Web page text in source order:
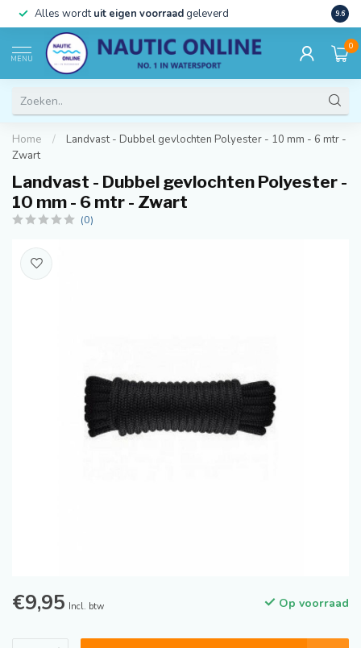
Alles wordtuit eigen voorraad geleverd 9.6
MENU
0
Home /
Landvast - Dubbel gevlochten Polyester - 10 mm - 6 mtr -
Zwart
Landvast - Dubbel gevlochten Polyester -
10 mm - 6 mtr - Zwart
(0)
€9,95 Incl. btw Op voorraad